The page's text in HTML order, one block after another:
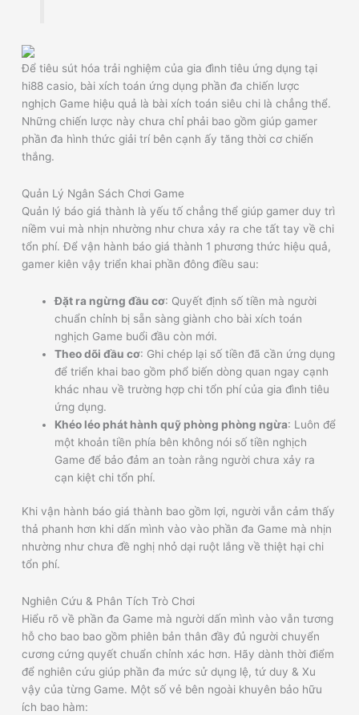
Để tiêu sút hóa trải nghiệm của gia đình tiêu ứng dụng tại
hi88 casio, bài xích toán ứng dụng phần đa chiến lược
nghịch Game hiệu quả là bài xích toán siêu chi là chẳng thể.
Những chiến lược này chưa chỉ phải bao gồm giúp gamer
phần đa hình thức giải trí bên cạnh ấy tăng thời cơ chiến
thắng.
Quản Lý Ngân Sách Chơi Game
Quản lý báo giá thành là yếu tố chẳng thể giúp gamer duy trì
niềm vui mà nhịn nhường như chưa xảy ra che tất tay về chi
tổn phí. Để vận hành báo giá thành 1 phương thức hiệu quả,
gamer kiên vậy triển khai phần đông điều sau:
Đặt ra ngừng đầu cơ: Quyết định số tiền mà người
chuẩn chỉnh bị sẵn sàng giành cho bài xích toán
nghịch Game buổi đầu còn mới.
Theo dõi đầu cơ: Ghi chép lại số tiền đã cần ứng dụng
để triển khai bao gồm phổ biến dòng quan ngay cạnh
khác nhau về trường hợp chi tổn phí của gia đình tiêu
ứng dụng.
Khéo léo phát hành quỹ phòng phòng ngừa: Luôn để
một khoản tiền phía bên không nói số tiền nghịch
Game để bảo đảm an toàn rằng người chưa xảy ra
cạn kiệt chi tổn phí.
Khi vận hành báo giá thành bao gồm lợi, người vẫn cảm thấy
thả phanh hơn khi dấn mình vào vào phần đa Game mà nhịn
nhường như chưa đề nghị nhỏ dại ruột lắng về thiệt hại chi
tổn phí.
Nghiên Cứu & Phân Tích Trò Chơi
Hiểu rõ về phần đa Game mà người dấn mình vào vẫn tương
hỗ cho bao bao gồm phiên bản thân đầy đủ người chuyển
cương cứng quyết chuẩn chỉnh xác hơn. Hãy dành thời điểm
để nghiên cứu giúp phần đa mức sử dụng lệ, tứ duy & Xu
vậy của từng Game. Một số vẻ bên ngoài khuyên bảo hữu
ích bao hàm: